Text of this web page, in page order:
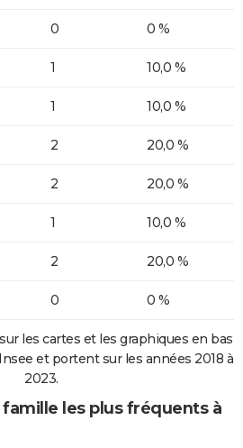
0 0 %
1 10,0 %
1 10,0 %
2 20,0 %
2 20,0 %
1 10,0 %
2 20,0 %
0 0 %
les cartes et les graphiques en bas
et portent sur les années 2018 à
2023.
les plus fréquents à